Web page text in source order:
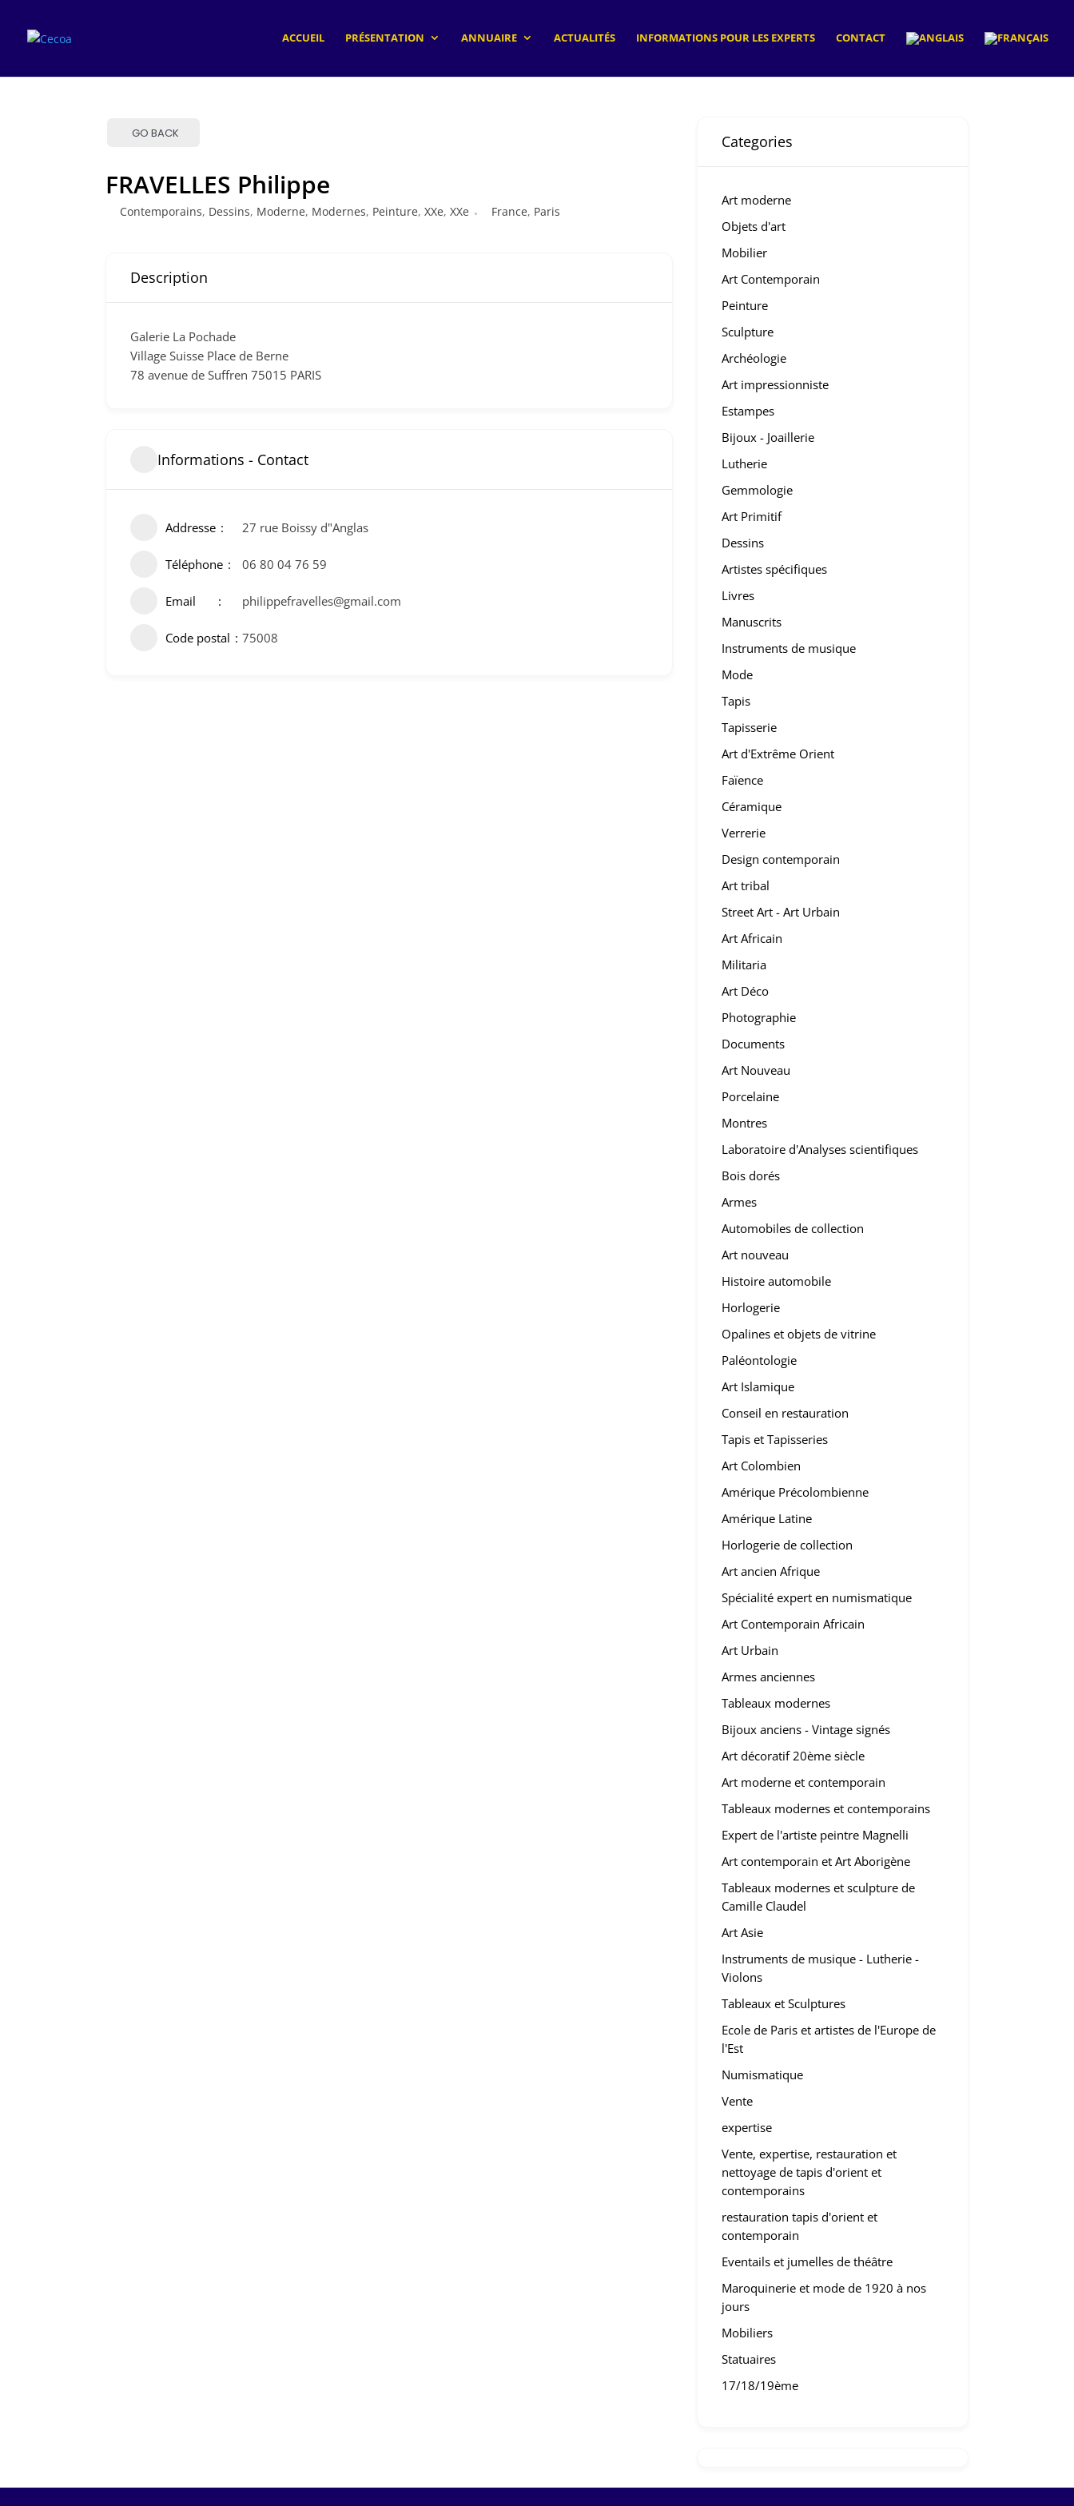
ACCUEIL PRÉSENTATION ANNUAIRE ACTUALITÉS INFORMATIONS POUR LES EXPERTS CONTACT
GO BACK
FRAVELLES Philippe
Contemporains, Dessins, Moderne, Modernes, Peinture, XXe, XXe France, Paris
Description
Galerie La Pochade
Village Suisse Place de Berne
78 avenue de Suffren 75015 PARIS
Informations - Contact
Addresse 27 rue Boissy d"Anglas
Téléphone 06 80 04 76 59
Email philippefravelles@gmail.com
Code postal 75008
Categories
Art moderne
Objets d'art
Mobilier
Art Contemporain
Peinture
Sculpture
Archéologie
Art impressionniste
Estampes
Bijoux - Joaillerie
Lutherie
Gemmologie
Art Primitif
Dessins
Artistes spécifiques
Livres
Manuscrits
Instruments de musique
Mode
Tapis
Tapisserie
Art d'Extrême Orient
Faïence
Céramique
Verrerie
Design contemporain
Art tribal
Street Art - Art Urbain
Art Africain
Militaria
Art Déco
Photographie
Documents
Art Nouveau
Porcelaine
Montres
Laboratoire d'Analyses scientifiques
Bois dorés
Armes
Automobiles de collection
Art nouveau
Histoire automobile
Horlogerie
Opalines et objets de vitrine
Paléontologie
Art Islamique
Conseil en restauration
Tapis et Tapisseries
Art Colombien
Amérique Précolombienne
Amérique Latine
Horlogerie de collection
Art ancien Afrique
Spécialité expert en numismatique
Art Contemporain Africain
Art Urbain
Armes anciennes
Tableaux modernes
Bijoux anciens - Vintage signés
Art décoratif 20ème siècle
Art moderne et contemporain
Tableaux modernes et contemporains
Expert de l'artiste peintre Magnelli
Art contemporain et Art Aborigène
Tableaux modernes et sculpture de
Camille Claudel
Art Asie
Instruments de musique - Lutherie -
Violons
Tableaux et Sculptures
Ecole de Paris et artistes de l'Europe de
l'Est
Numismatique
Vente
expertise
Vente, expertise, restauration et
nettoyage de tapis d'orient et
contemporains
restauration tapis d'orient et
contemporain
Eventails et jumelles de théâtre
Maroquinerie et mode de 1920 à nos
jours
Mobiliers
Statuaires
17/18/19ème